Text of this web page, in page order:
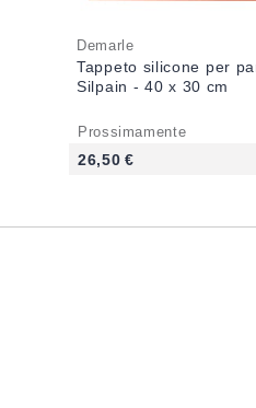
Demarle
Tappeto silicone per
Silpain - 40 x 30 cm
Prossimamente
26,50 €